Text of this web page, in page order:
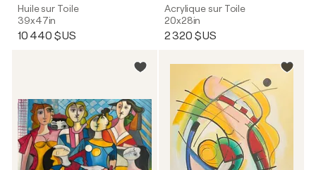
Huile sur Toile
39x47in
10 440 $US
Acrylique sur Toile
20x28in
2 320 $US